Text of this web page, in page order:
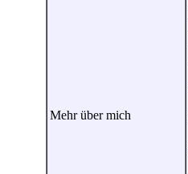
Mehr über mich